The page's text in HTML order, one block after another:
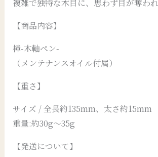
複雑で独特な木目に、思わず目が奪われ
【商品内容】
樟-木軸ペン-
（メンテナンスオイル付属）
【重さ】
サイズ / 全長約135mm、太さ約15mm
重量:約30g〜35g
【発送について】